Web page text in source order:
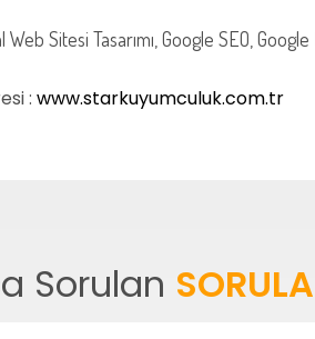
Web Sitesi Tasarımı, Google SEO,
: www.starkuyumculuk.com.tr
Sorulan